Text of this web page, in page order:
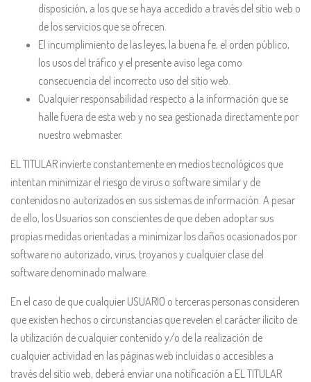
disposición, a los que se haya accedido a través del sitio web o
de los servicios que se ofrecen.
El incumplimiento de las leyes, la buena fe, el orden público,
los usos del tráfico y el presente aviso lega como
consecuencia del incorrecto uso del sitio web.
Cualquier responsabilidad respecto a la información que se
halle fuera de esta web y no sea gestionada directamente por
nuestro webmaster.
EL TITULAR invierte constantemente en medios tecnológicos que
intentan minimizar el riesgo de virus o software similar y de
contenidos no autorizados en sus sistemas de información. A pesar
de ello, los Usuarios son conscientes de que deben adoptar sus
propias medidas orientadas a minimizar los daños ocasionados por
software no autorizado, virus, troyanos y cualquier clase del
software denominado malware.
En el caso de que cualquier USUARIO o terceras personas consideren
que existen hechos o circunstancias que revelen el carácter ilícito de
la utilización de cualquier contenido y/o de la realización de
cualquier actividad en las páginas web incluidas o accesibles a
través del sitio web, deberá enviar una notificación a EL TITULAR